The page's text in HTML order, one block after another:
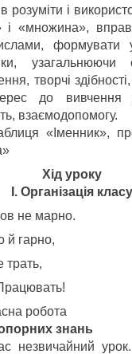
розуміти і
і «множина»,
формувати
узагальнюючи
творчі
до вивчення
взаємодопомогу.
«Іменник»,
Хід уроку
І. Організація класу
не марно.
й гарно,
трать,
робота
опорних знань
незвичайний